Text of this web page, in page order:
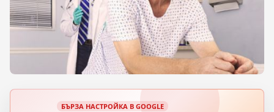
БЪРЗА НАСТРОЙКА В GOOGLE